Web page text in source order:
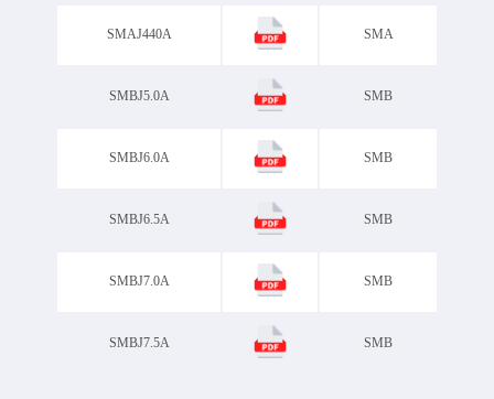
SMAJ440A SMA
SMBJ5.0A SMB
SMBJ6.0A SMB
SMBJ6.5A SMB
SMBJ7.0A SMB
SMBJ7.5A SMB